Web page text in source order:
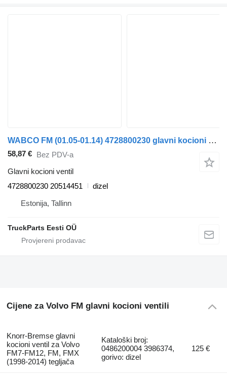
WABCO FM (01.05-01.14) 4728800230 glavni kocioni ventil za Volvo FM7-FM12, FM, FMX (1998-2014) tegljača
58,87 € Bez PDV-a
Glavni kocioni ventil
4728800230 20514451
dizel
Estonija, Tallinn
TruckParts Eesti OÜ
Cijene za Volvo FM glavni kocioni ventili
Knorr-Bremse glavni
kocioni ventil za Volvo
FM7-FM12, FM, FMX
(1998-2014) tegljača
Kataloški broj:
0486200004 3986374,
gorivo: dizel
125 €